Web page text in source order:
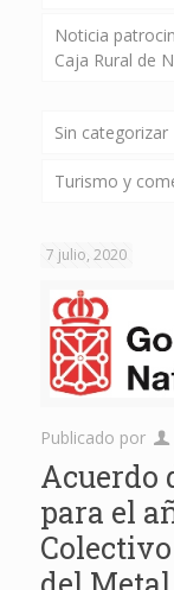
Noticia
Caja Rural de
Sin categorizar
Turismo y
7 julio, 2020
Publicado por
Acuerdo
para el